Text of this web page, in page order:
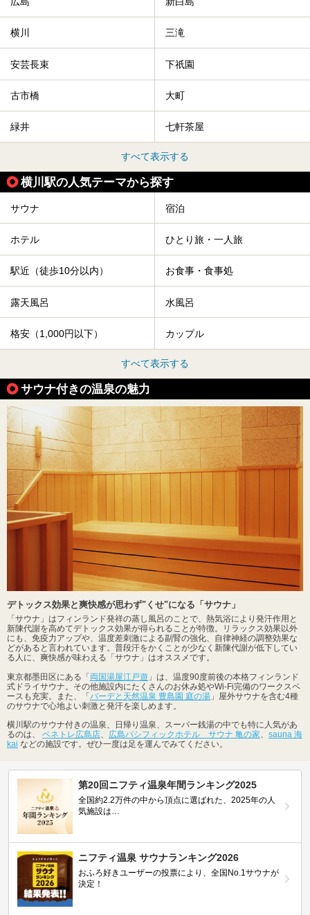
横川 三滝
安芸長束 下祇園
古市橋 大町
緑井 七軒茶屋
すべて表示する
横川駅の人気テーマから探す
サウナ 宿泊
ホテル ひとり旅・一人旅
駅近（徒歩10分以内） お食事・食事処
露天風呂 水風呂
格安（1,000円以下） カップル
すべて表示する
サウナ付きの温泉の魅力
デトックス効果と爽快感が思わず"くせ"になる「サウナ」
「サウナ」はフィンランド発祥の蒸し風呂のことで、熱気浴により発汗作用と
新陳代謝を高めてデトックス効果が得られることが特徴。リラックス効果以外
にも、免疫力アップや、温度差刺激による副腎の強化、自律神経の調整効果な
どがあると言われています。普段汗をかくことが少なく新陳代謝が低下してい
る人に、爽快感が味わえる「サウナ」はオススメです。
東京都墨田区にある「 両国湯屋江戸遊 」は、温度90度前後の本格フィンランド
式ドライサウナ。その他施設内にたくさんのお休み処やWi-Fi完備のワークスペ
ースも充実。また、「 バーデと天然温泉 豊島園 庭の湯 」屋外サウナを含む4種
のサウナで心地よい刺激と発汗を楽しめます。
横川駅のサウナ付きの温泉、日帰り温泉、スーパー銭湯の中でも特に人気があ
るのは、 ベネトレ広島店、 広島パシフィックホテル サウナ 亀の家、 sauna 海
kai などの施設です。ぜひ一度は足を運んでみてください。
第20回ニフティ温泉年間ランキング2025
全国約2.2万件の中から頂点に選ばれた、2025年の人
気施設は…
ニフティ温泉 サウナランキング2026
おふろ好きユーザーの投票により、全国No.1サウナが
決定！